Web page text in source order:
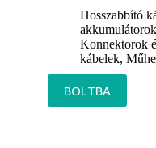
Hosszabbító
akkumulátorok
Konnektorok
kábelek,
BOLTBA